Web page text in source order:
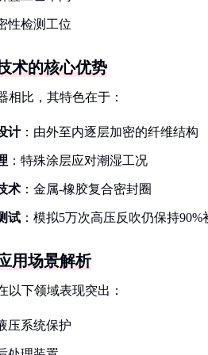
性检测工位
术的核心优势
相比，其特色在于：
计：由外至内逐层加密的纤维结构
：特殊涂层应对潮湿工况
术 ：金属-橡胶复合密封圈
试 ：模拟5万次高压反吹仍保持90%
用场景解析
以下领域表现突出：
压系统保护